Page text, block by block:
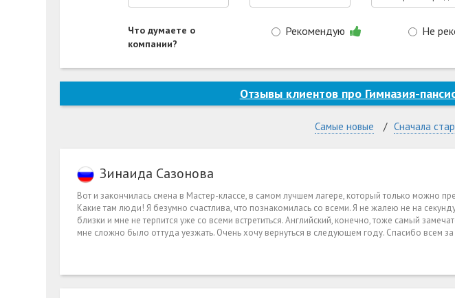
Что думаете о
компании?
Рекомендую Не
Отзывы клиентов про Гимназия-
Самые новые Сначала
Зинаида Сазонова
Вот и закончилась смена в Мастер-классе, в самом лучшем лагере, который только можно
Какие там люди! Я безумно счастлива, что познакомилась со всеми. Я не жалею не на
близки и мне не терпится уже со всеми встретиться. Английский, конечно, тоже самый
мне сложно было оттуда уезжать. Очень хочу вернуться в следующем году. Спасибо всем